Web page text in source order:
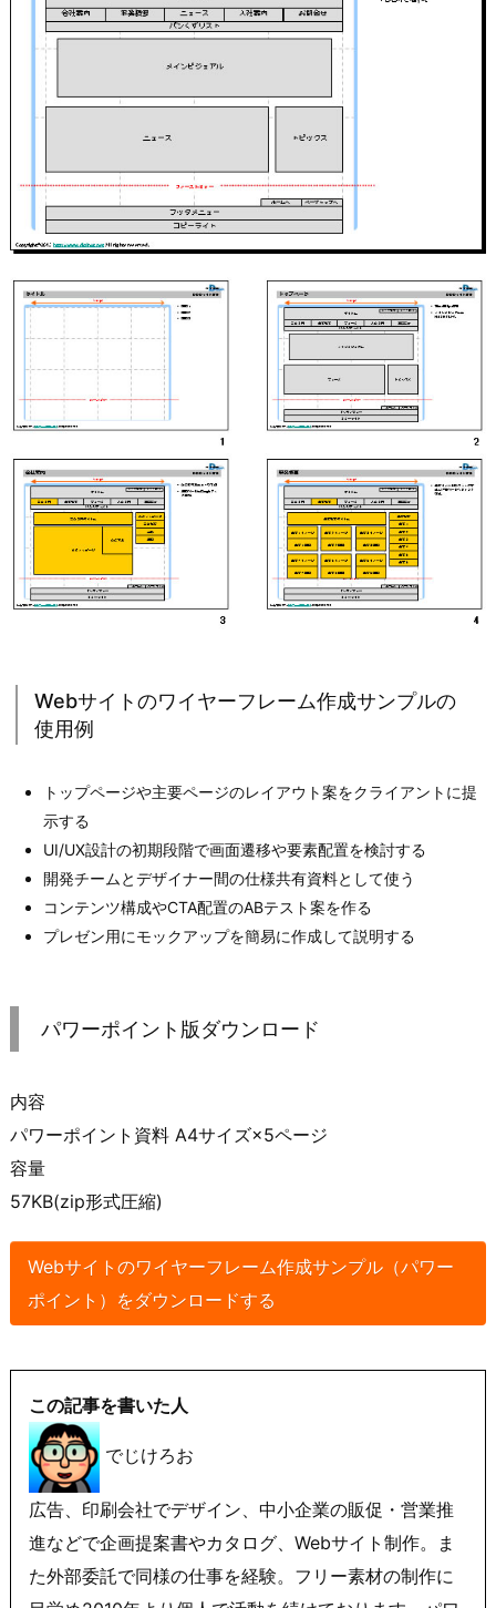
Webサイトのワイヤーフレーム作成サンプルの
使用例
トップページや主要ページのレイアウト案をクライアントに提
示する
UI/UX設計の初期段階で画面遷移や要素配置を検討する
開発チームとデザイナー間の仕様共有資料として使う
コンテンツ構成やCTA配置のABテスト案を作る
プレゼン用にモックアップを簡易に作成して説明する
パワーポイント版ダウンロード
内容
パワーポイント資料 A4サイズ×5ページ
容量
57KB(zip形式圧縮)
Webサイトのワイヤーフレーム作成サンプル（パワー
ポイント）をダウンロードする
この記事を書いた人
でじけろお
広告、印刷会社でデザイン、中小企業の販促・営業推
進などで企画提案書やカタログ、Webサイト制作。ま
た外部委託で同様の仕事を経験。フリー素材の制作に